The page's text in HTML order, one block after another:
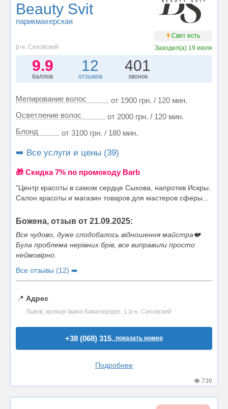
Beauty Svit
парикмахерская
Свет есть
р-н. Сиховский
Заходил(а) 19 июля
9.9
баллов
12
отзывов
401
звонок
Мелирование волос
от 1900 грн. / 120 мин.
Осветление волос
от 2000 грн. / 120 мин.
Блонд
от 3100 грн. / 180 мин.
➡️ Все услуги и цены (39)
🎁 Cкидка 7% по промокоду Barb
"Центр красоты в самом сердце Сыхова, напротив Искры.
Салон красоты и магазин товаров для мастеров сферы...
Божена, отзыв от 21.09.2025:
Все чудово, дуже сподобалось відношення майстра❤️
Була проблема нерівних брів, все виправили просто
неймовірно.
Все отзывы (12) ➡️
📍 Адрес
Львов, вулиця Івана Кавалерідзе, 1 р-н. Сиховский
+38 (068) 315..показать номер
Подробнее
736